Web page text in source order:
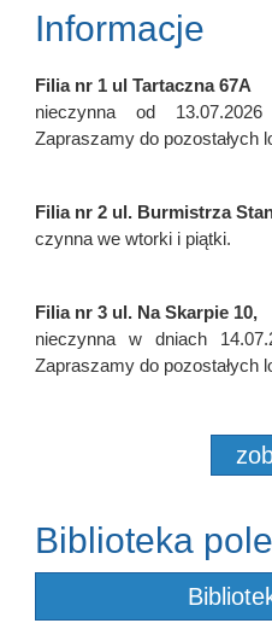
Informacje
Filia nr 1 ul Tartaczna 67A
nieczynna od
Zapraszamy do pozostałych
Filia nr 2 ul. Burmistrza
czynna we wtorki i piątki.
Filia nr 3 ul. Na Skarpie 10,
nieczynna w dniach
Zapraszamy do pozostałych
Biblioteka